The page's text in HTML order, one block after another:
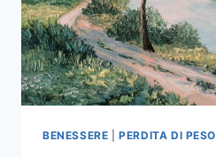
BENESSERE |PERDITA DI PESO